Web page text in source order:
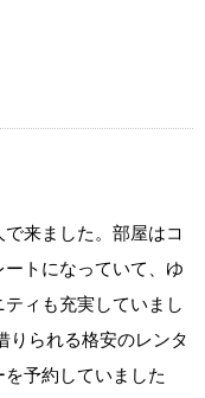
来ました。部屋はコ
トになっていて、ゆ
ィも充実していまし
りられる格安のレンタ
予約していました